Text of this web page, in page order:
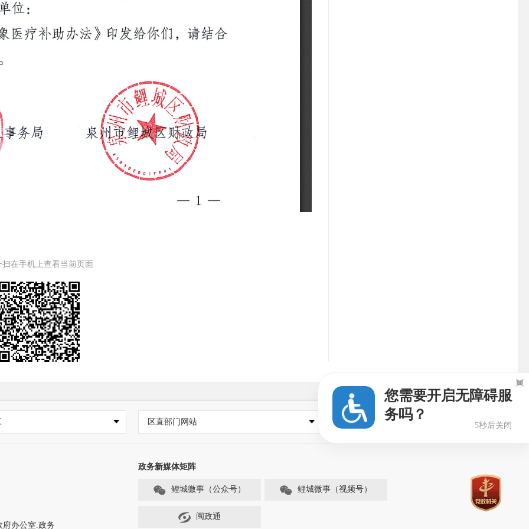
扫在手机上查看当前页面
区直部门网站 县市区政府
府办公室.政务
政务新媒体矩阵
鲤城微事（公众号） 鲤城微事（视频号）
闽政通
您需要开启无障碍服
务吗？
4秒后关闭
